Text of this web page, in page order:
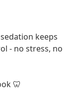
keeps
- no stress, no
🦷